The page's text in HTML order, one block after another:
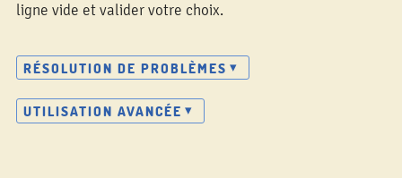
ligne vide et valider votre choix.
RÉSOLUTION DE PROBLÈMES
UTILISATION AVANCÉE